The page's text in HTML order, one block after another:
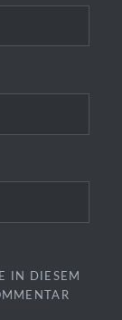
IN DIESEM